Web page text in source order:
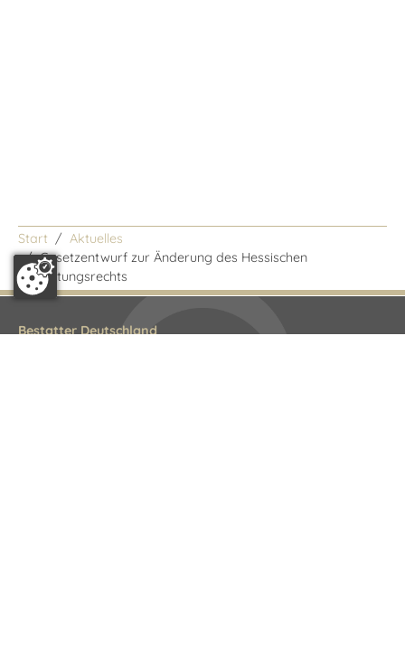
Start
Aktuelles
/Gesetzentwurf zur Änderung des Hessischen
Bestattungsrechts
Bestatter Deutschland